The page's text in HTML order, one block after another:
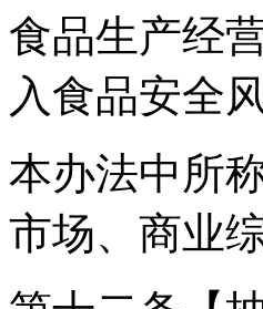
食品生产经
入食品安全
本办法中所
市场、商业